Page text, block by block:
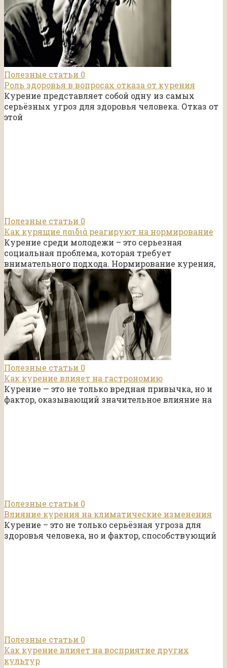
Полезные статьи 0
Роль здоровья в вопросах отказа от курения
Курение представляет собой одну из самых
серьёзных угроз для здоровья человека. Отказ от
этой
Полезные статьи 0
Как курящие παιδιά реагируют на нормирование
Курение среди молодежи – это серьезная
социальная проблема, которая требует
внимательного подхода. Нормирование курения,
Полезные статьи 0
Как курение влияет на гастрономию
Курение — это не только вредная привычка, но и
фактор, оказывающий значительное влияние на
Полезные статьи 0
Влияние курения на климатические изменения
Курение – это не только серьёзная угроза для
здоровья человека, но и фактор, способствующий
Полезные статьи 0
Как курение влияет на восприятие других
культур